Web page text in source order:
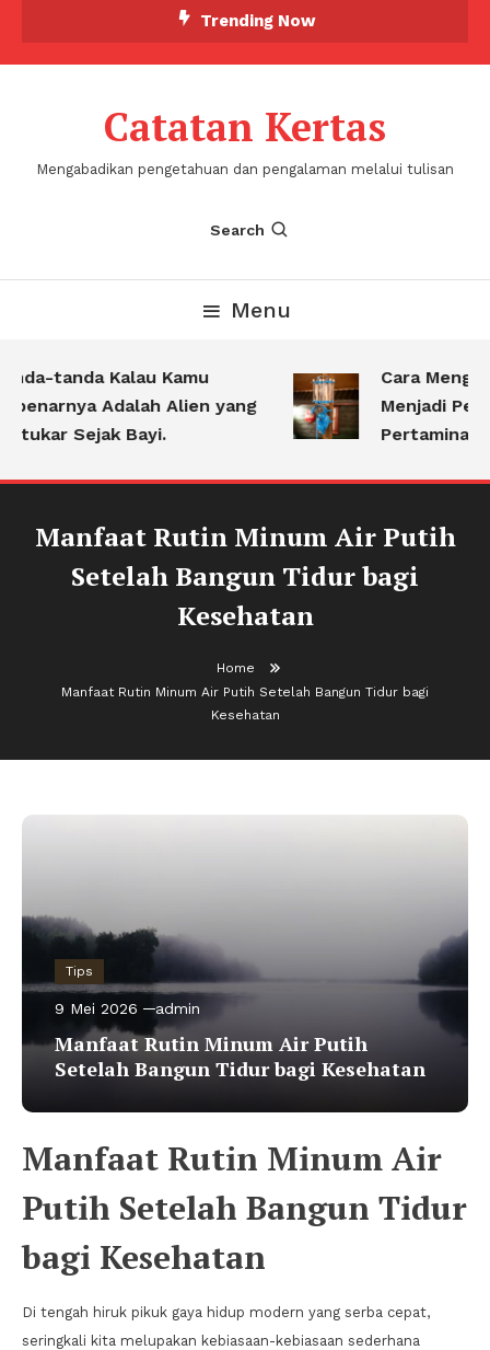
Trending Now
Catatan Kertas
Mengabadikan pengetahuan dan pengalaman melalui tulisan
Search
Menu
tanda Kalau Kamu
Adalah Alien yang
Sejak Bayi.
Cara
Menjadi
Pertamina
Manfaat Rutin Minum Air Putih
Setelah Bangun Tidur bagi
Kesehatan
Home
Manfaat Rutin Minum Air Putih Setelah Bangun Tidur bagi
Kesehatan
Tips
9 Mei 2026 admin
Manfaat Rutin Minum Air Putih
Setelah Bangun Tidur bagi Kesehatan
Manfaat Rutin Minum Air
Putih Setelah Bangun Tidur
bagi Kesehatan
Di tengah hiruk pikuk gaya hidup modern yang serba cepat,
seringkali kita melupakan kebiasaan-kebiasaan sederhana